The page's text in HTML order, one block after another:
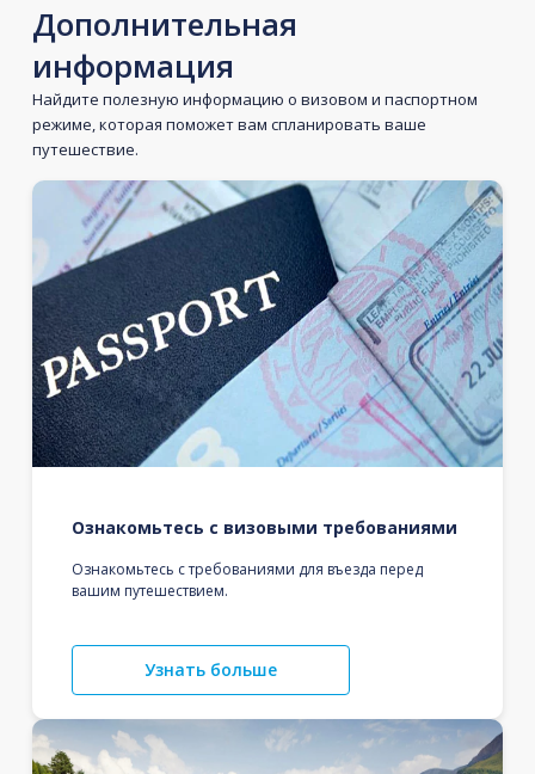
Дополнительная
информация
Найдите полезную информацию о визовом и паспортном
режиме, которая поможет вам спланировать ваше
путешествие.
Ознакомьтесь с визовыми требованиями
Ознакомьтесь с требованиями для въезда перед
вашим путешествием.
Узнать больше